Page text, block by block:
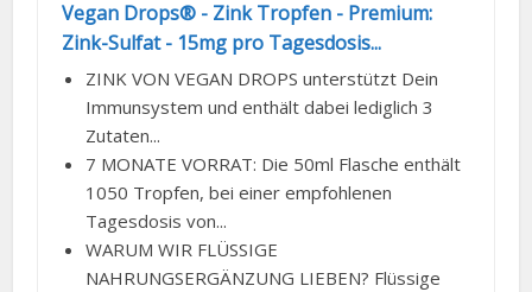
Vegan Drops® - Zink Tropfen - Premium:
Zink-Sulfat - 15mg pro Tagesdosis...
ZINK VON VEGAN DROPS unterstützt Dein
Immunsystem und enthält dabei lediglich 3
Zutaten...
7 MONATE VORRAT: Die 50ml Flasche enthält
1050 Tropfen, bei einer empfohlenen
Tagesdosis von...
WARUM WIR FLÜSSIGE
NAHRUNGSERGÄNZUNG LIEBEN? Flüssige